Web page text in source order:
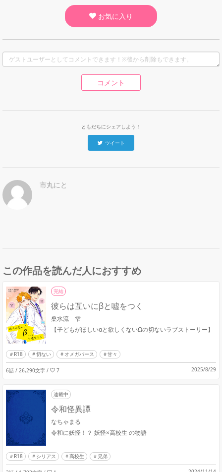
お気に入り
コメント
ともだちにシェアしよう！
ツイート
市丸にと
この作品を読んだ人におすすめ
完結
彼らは互いにβと噓をつく
桑水流 雫
【子どもがほしいαと欲しくないΩの切ないラブストーリー】
R18 切ない オメガバース 甘々
6話 / 26,290文字 / 7 2025/8/29
連載中
令和怪異譚
なちゃまる
令和に妖怪！？ 妖怪×高校生 の物語
R18 シリアス 高校生 兄弟